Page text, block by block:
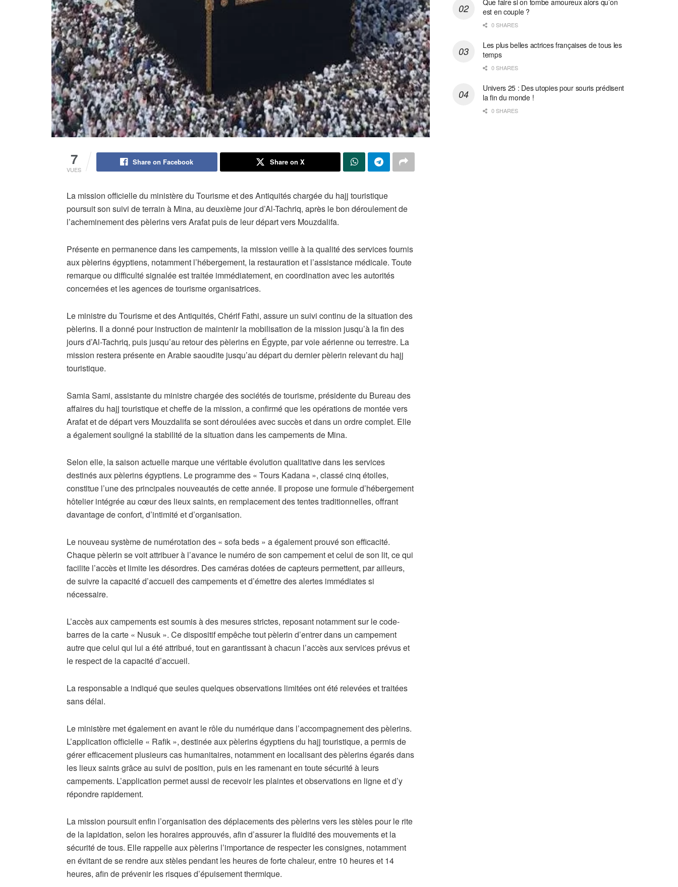
7
VUES
Share on Facebook Share on X
La mission officielle du ministère du Tourisme et des Antiquités chargée du hajj touristique
poursuit son suivi de terrain à Mina, au deuxième jour d’Al-Tachriq, après le bon déroulement de
l’acheminement des pèlerins vers Arafat puis de leur départ vers Mouzdalifa.
Présente en permanence dans les campements, la mission veille à la qualité des services fournis
aux pèlerins égyptiens, notamment l’hébergement, la restauration et l’assistance médicale. Toute
remarque ou difficulté signalée est traitée immédiatement, en coordination avec les autorités
concernées et les agences de tourisme organisatrices.
Le ministre du Tourisme et des Antiquités, Chérif Fathi, assure un suivi continu de la situation des
pèlerins. Il a donné pour instruction de maintenir la mobilisation de la mission jusqu’à la fin des
jours d’Al-Tachriq, puis jusqu’au retour des pèlerins en Égypte, par voie aérienne ou terrestre. La
mission restera présente en Arabie saoudite jusqu’au départ du dernier pèlerin relevant du hajj
touristique.
Samia Sami, assistante du ministre chargée des sociétés de tourisme, présidente du Bureau des
affaires du hajj touristique et cheffe de la mission, a confirmé que les opérations de montée vers
Arafat et de départ vers Mouzdalifa se sont déroulées avec succès et dans un ordre complet. Elle
a également souligné la stabilité de la situation dans les campements de Mina.
Selon elle, la saison actuelle marque une véritable évolution qualitative dans les services
destinés aux pèlerins égyptiens. Le programme des « Tours Kadana », classé cinq étoiles,
constitue l’une des principales nouveautés de cette année. Il propose une formule d’hébergement
hôtelier intégrée au cœur des lieux saints, en remplacement des tentes traditionnelles, offrant
davantage de confort, d’intimité et d’organisation.
Le nouveau système de numérotation des « sofa beds » a également prouvé son efficacité.
Chaque pèlerin se voit attribuer à l’avance le numéro de son campement et celui de son lit, ce qui
facilite l’accès et limite les désordres. Des caméras dotées de capteurs permettent, par ailleurs,
de suivre la capacité d’accueil des campements et d’émettre des alertes immédiates si
nécessaire.
L’accès aux campements est soumis à des mesures strictes, reposant notamment sur le code-
barres de la carte « Nusuk ». Ce dispositif empêche tout pèlerin d’entrer dans un campement
autre que celui qui lui a été attribué, tout en garantissant à chacun l’accès aux services prévus et
le respect de la capacité d’accueil.
La responsable a indiqué que seules quelques observations limitées ont été relevées et traitées
sans délai.
Le ministère met également en avant le rôle du numérique dans l’accompagnement des pèlerins.
L’application officielle « Rafik », destinée aux pèlerins égyptiens du hajj touristique, a permis de
gérer efficacement plusieurs cas humanitaires, notamment en localisant des pèlerins égarés dans
les lieux saints grâce au suivi de position, puis en les ramenant en toute sécurité à leurs
campements. L’application permet aussi de recevoir les plaintes et observations en ligne et d’y
répondre rapidement.
La mission poursuit enfin l’organisation des déplacements des pèlerins vers les stèles pour le rite
de la lapidation, selon les horaires approuvés, afin d’assurer la fluidité des mouvements et la
sécurité de tous. Elle rappelle aux pèlerins l’importance de respecter les consignes, notamment
en évitant de se rendre aux stèles pendant les heures de forte chaleur, entre 10 heures et 14
heures, afin de prévenir les risques d’épuisement thermique.
est en couple ?
0 SHARES
Les plus belles actrices françaises de tous les
temps
0 SHARES
Univers 25 : Des utopies pour souris prédisent
la fin du monde !
0 SHARES